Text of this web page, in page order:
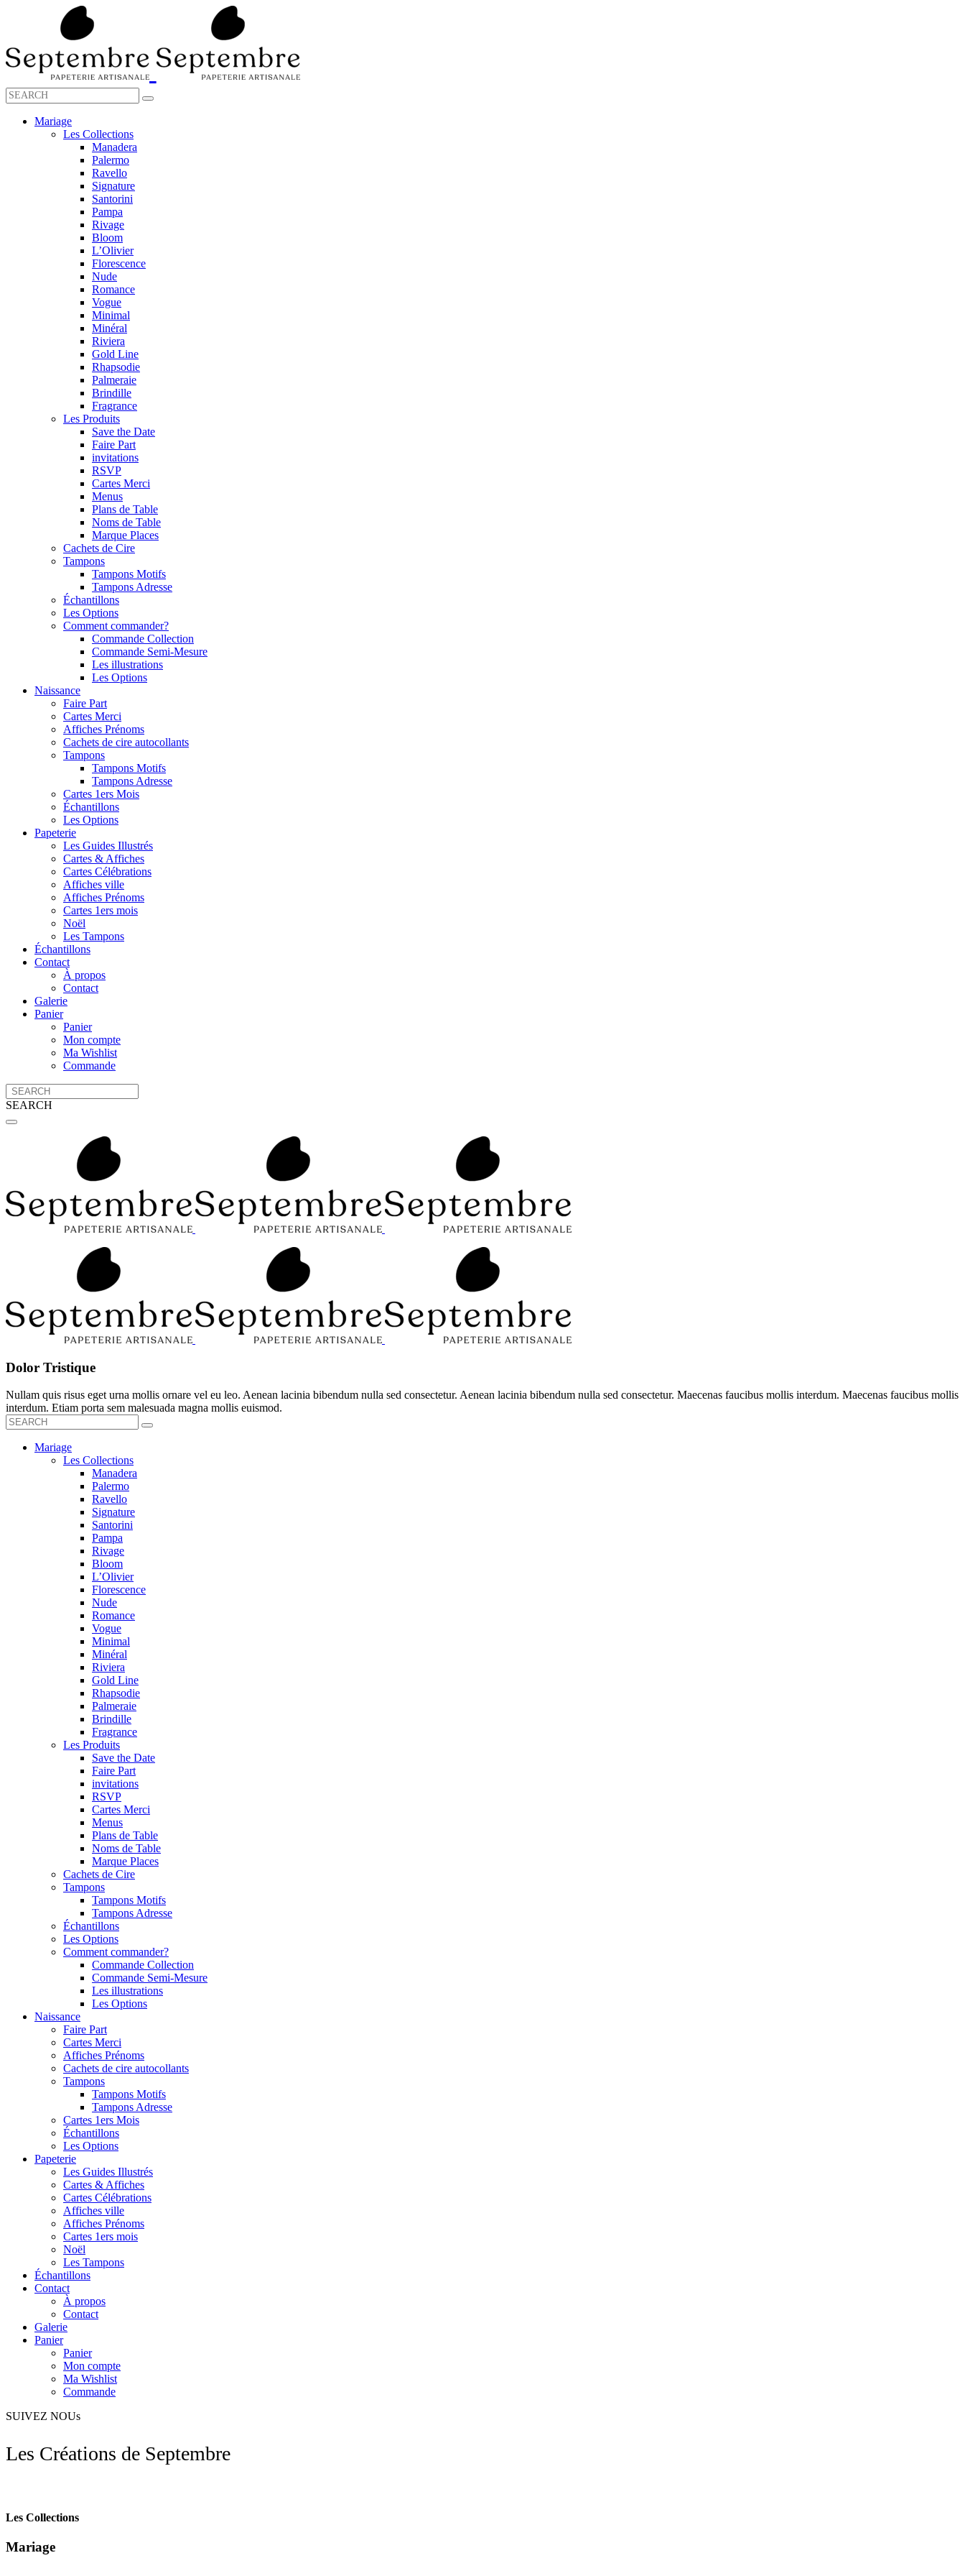
Mariage
Les Collections
Manadera
Palermo
Ravello
Signature
Santorini
Pampa
Rivage
Bloom
L’Olivier
Florescence
Nude
Romance
Vogue
Minimal
Minéral
Riviera
Gold Line
Rhapsodie
Palmeraie
Brindille
Fragrance
Les Produits
Save the Date
Faire Part
invitations
RSVP
Cartes Merci
Menus
Plans de Table
Noms de Table
Marque Places
Cachets de Cire
Tampons
Tampons Motifs
Tampons Adresse
Échantillons
Les Options
Comment commander?
Commande Collection
Commande Semi-Mesure
Les illustrations
Les Options
Naissance
Faire Part
Cartes Merci
Affiches Prénoms
Cachets de cire autocollants
Tampons
Tampons Motifs
Tampons Adresse
Cartes 1ers Mois
Échantillons
Les Options
Papeterie
Les Guides Illustrés
Cartes & Affiches
Cartes Célébrations
Affiches ville
Affiches Prénoms
Cartes 1ers mois
Noël
Les Tampons
Échantillons
Contact
À propos
Contact
Galerie
Panier
Panier
Mon compte
Ma Wishlist
Commande
SEARCH
Dolor Tristique
Nullam quis risus eget urna mollis ornare vel eu leo. Aenean lacinia bibendum nulla sed consectetur. Aenean lacinia bibendum nulla sed consectetur. Maecenas faucibus mollis interdum. Maecenas faucibus mollis
interdum. Etiam porta sem malesuada magna mollis euismod.
Mariage
Les Collections
Manadera
Palermo
Ravello
Signature
Santorini
Pampa
Rivage
Bloom
L’Olivier
Florescence
Nude
Romance
Vogue
Minimal
Minéral
Riviera
Gold Line
Rhapsodie
Palmeraie
Brindille
Fragrance
Les Produits
Save the Date
Faire Part
invitations
RSVP
Cartes Merci
Menus
Plans de Table
Noms de Table
Marque Places
Cachets de Cire
Tampons
Tampons Motifs
Tampons Adresse
Échantillons
Les Options
Comment commander?
Commande Collection
Commande Semi-Mesure
Les illustrations
Les Options
Naissance
Faire Part
Cartes Merci
Affiches Prénoms
Cachets de cire autocollants
Tampons
Tampons Motifs
Tampons Adresse
Cartes 1ers Mois
Échantillons
Les Options
Papeterie
Les Guides Illustrés
Cartes & Affiches
Cartes Célébrations
Affiches ville
Affiches Prénoms
Cartes 1ers mois
Noël
Les Tampons
Échantillons
Contact
À propos
Contact
Galerie
Panier
Panier
Mon compte
Ma Wishlist
Commande
SUIVEZ NOUs
Les Créations de Septembre
Les Collections
Mariage